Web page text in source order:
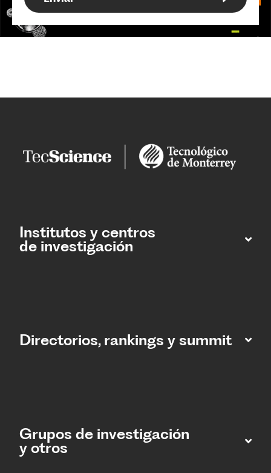
Institutos y centros
de investigación
Directorios, rankings y summit
Grupos de investigación
y otros